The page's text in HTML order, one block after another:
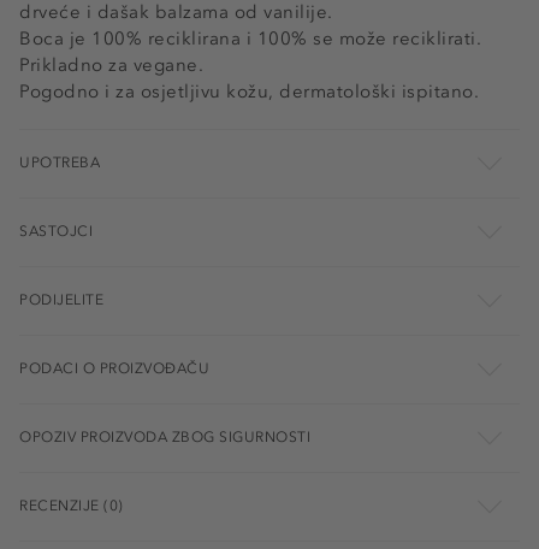
drveće i dašak balzama od vanilije.
Boca je 100% reciklirana i 100% se može reciklirati.
Prikladno za vegane.
Pogodno i za osjetljivu kožu, dermatološki ispitano.
UPOTREBA
SASTOJCI
PODIJELITE
PODACI O PROIZVOĐAČU
OPOZIV PROIZVODA ZBOG SIGURNOSTI
RECENZIJE (0)